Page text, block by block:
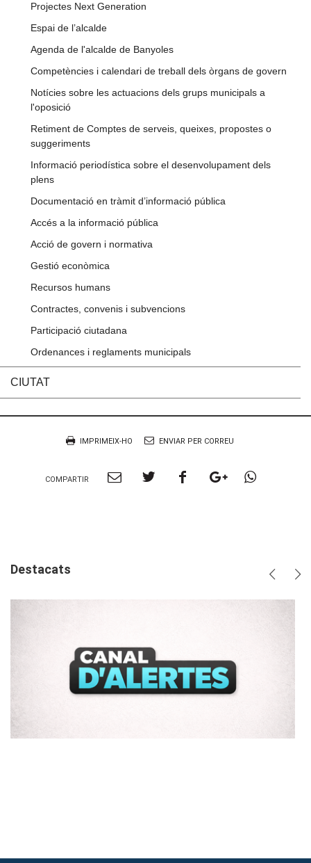
Projectes Next Generation
Espai de l’alcalde
Agenda de l'alcalde de Banyoles
Competències i calendari de treball dels òrgans de govern
Notícies sobre les actuacions dels grups municipals a
l'oposició
Retiment de Comptes de serveis, queixes, propostes o
suggeriments
Informació periodística sobre el desenvolupament dels
plens
Documentació en tràmit d’informació pública
Accés a la informació pública
Acció de govern i normativa
Gestió econòmica
Recursos humans
Contractes, convenis i subvencions
Participació ciutadana
Ordenances i reglaments municipals
CIUTAT
Document
IMPRIMEIX-HO ENVIAR PER CORREU
COMPARTIR
CompartirCompartirCompartirCompartir
Destacats